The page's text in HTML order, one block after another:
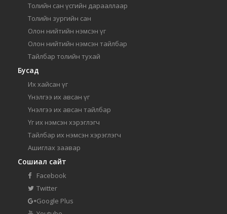
Толийн сан үсгийн дарааллаар
Толийн зургийн сан
Олон нийтийн нэмсэн үг
Олон нийтийн нэмсэн тайлбар
Тайлбар толийн тухай
Бусад
Их хайсан үг
Үнэлгээ их авсан үг
Үнэлгээ их авсан тайлбар
Үг их нэмсэн хэрэглэгч
Тайлбар их нэмсэн хэрэглэгч
Ашиглах заавар
Сошиал сайт
Facebook
Twitter
Google Plus